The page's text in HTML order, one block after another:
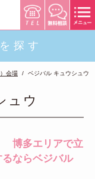
探す
会場 ベジバル キュウシュウ
ュウ
博多エリアで立
ならベジバル